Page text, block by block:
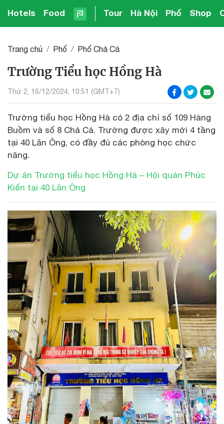
Hotels Food Tour Hà Nội Phố Shop
Trang chủ Phố Phố Chả Cá
Trường Tiểu học Hồng Hà
Thứ 2, 16/12/2024, 10:51 (GMT+7)
Trường tiểu học Hồng Hà có 2 địa chỉ số 109 Hàng
Buồm và số 8 Chả Cá. Trường được xây mới 4 tầng
tại 40 Lãn Ông, có đầy đủ các phòng học chức
năng.
Dự án Trường tiểu học Hồng Hà – Hội quán Phúc
Kiến tại 40 Lãn Ông